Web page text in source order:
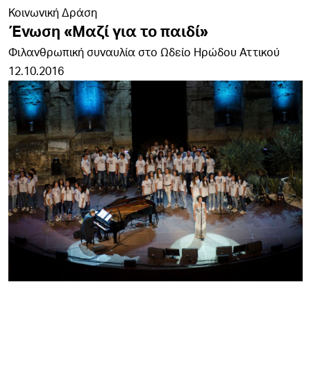
Κοινωνική Δράση
Ένωση «Μαζί για το παιδί»
Φιλανθρωπική συναυλία στο Ωδείο Ηρώδου Αττικού
12.10.2016